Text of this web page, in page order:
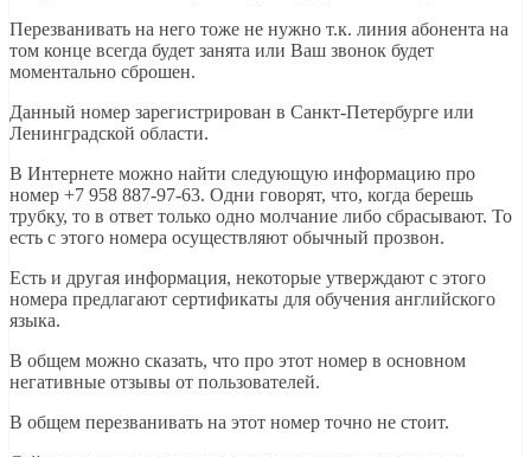
Перезванивать на него тоже не нужно т.к. линия абонента на
том конце всегда будет занята или Ваш звонок будет
моментально сброшен.
Данный номер зарегистрирован в Санкт-Петербурге или
Ленинградской области.
В Интернете можно найти следующую информацию про
номер +7 958 887-97-63. Одни говорят, что, когда берешь
трубку, то в ответ только одно молчание либо сбрасывают. То
есть с этого номера осуществляют обычный прозвон.
Есть и другая информация, некоторые утверждают с этого
номера предлагают сертификаты для обучения английского
языка.
В общем можно сказать, что про этот номер в основном
негативные отзывы от пользователей.
В общем перезванивать на этот номер точно не стоит.